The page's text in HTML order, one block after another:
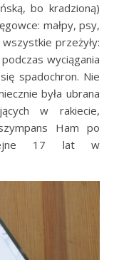
bo kradzioną)
małpy, psy,
przeżyły:
wyciągania
spadochron. Nie
była ubrana
w rakiecie,
Ham po
17 lat w